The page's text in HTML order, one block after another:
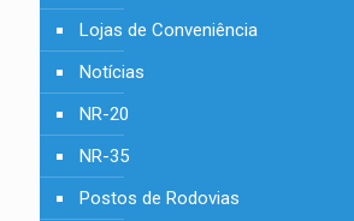
Lojas de Conveniência
Notícias
NR-20
NR-35
Postos de Rodovias